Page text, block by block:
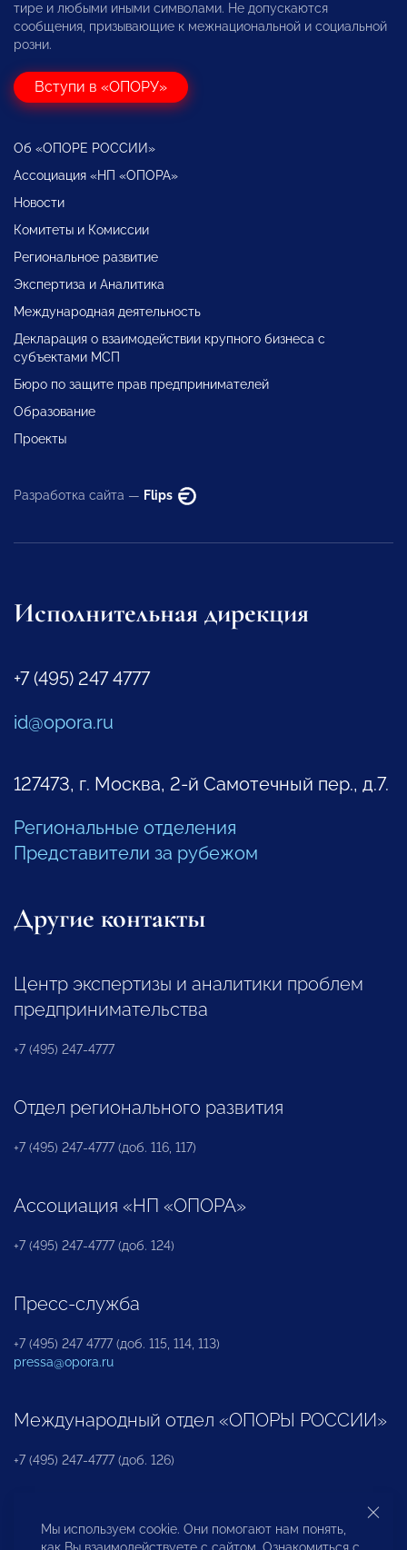
тире и любыми иными символами. Не допускаются
сообщения, призывающие к межнациональной и социальной
розни.
Вступи в «ОПОРУ»
Об «ОПОРЕ РОССИИ»
Ассоциация «НП «ОПОРА»
Новости
Комитеты и Комиссии
Региональное развитие
Экспертиза и Аналитика
Международная деятельность
Декларация о взаимодействии крупного бизнеса с
субъектами МСП
Бюро по защите прав предпринимателей
Образование
Проекты
Разработка сайта — Flips
Исполнительная дирекция
+7 (495) 247 4777
id@opora.ru
127473, г. Москва, 2-й Самотечный пер., д.7.
Региональные отделения
Представители за рубежом
Другие контакты
Центр экспертизы и аналитики проблем
предпринимательства
+7 (495) 247-4777
Отдел регионального развития
+7 (495) 247-4777 (доб. 116, 117)
Ассоциация «НП «ОПОРА»
+7 (495) 247-4777 (доб. 124)
Пресс-служба
+7 (495) 247 4777 (доб. 115, 114, 113)
pressa@opora.ru
Международный отдел «ОПОРЫ РОССИИ»
+7 (495) 247-4777 (доб. 126)
Бюро по защите прав предпринимателей и
инвесторов
Мы используем cookie. Они помогают нам понять,
как Вы взаимодействуете с сайтом. Ознакомиться с